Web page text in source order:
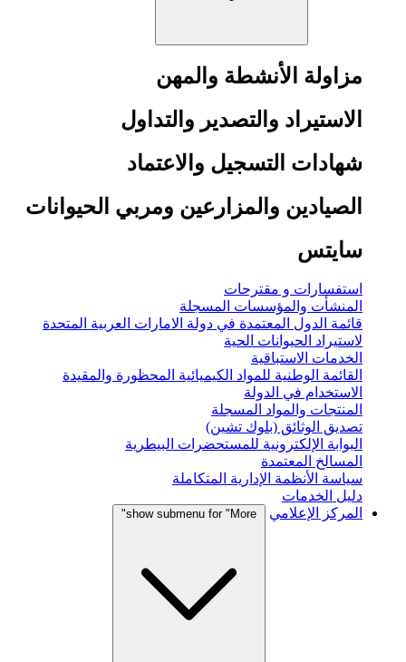
مزاولة الأنشطة والمهن
الاستيراد والتصدير والتداول
شهادات التسجيل والاعتماد
الصيادين والمزارعين ومربي الحيوانات
سايتس
استفسارات و مقترحات
المنشأت والمؤسسات المسجلة
قائمة الدول المعتمدة في دولة الامارات العربية المتحدة
لاستيراد الحيوانات الحية
الخدمات الاستباقية
القائمة الوطنية للمواد الكيميائية المحظورة والمقيدة
الاستخدام في الدولة
المنتجات والمواد المسجلة
تصديق الوثائق (بلوك تشين)
البوابة الإلكترونية للمستحضرات البيطرية
المسالخ المعتمدة
سياسة الأنظمة الإدارية المتكاملة
دليل الخدمات
المركز الإعلامي
show submenu for "More"